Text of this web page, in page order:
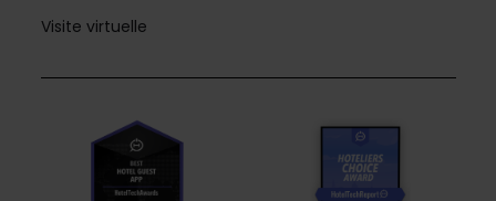
Visite virtuelle